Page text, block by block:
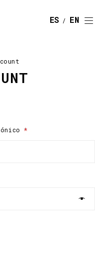
ESPAÑOL
*